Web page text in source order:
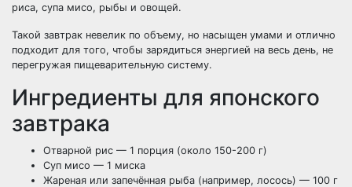
риса, супа мисо, рыбы и овощей.
Такой завтрак невелик по объему, но насыщен умами и отлично
подходит для того, чтобы зарядиться энергией на весь день, не
перегружая пищеварительную систему.
Ингредиенты для японского
завтрака
Отварной рис — 1 порция (около 150-200 г)
Суп мисо — 1 миска
Жареная или запечённая рыба (например, лосось) — 100 г